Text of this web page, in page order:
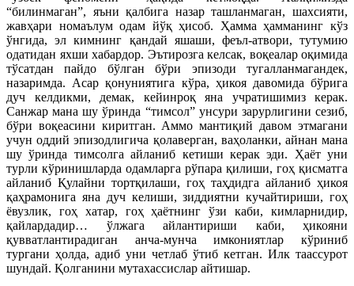
“билинмаган”, яъни қалбига назар ташланмаган, шахсияти,
жавҳари номаълум одам йўқ ҳисоб. Ҳамма ҳамманинг кўз
ўнгида, эл кимнинг қандай яшаши, феъл-атвори, тутумию
одатидан яхши хабардор. Эътирозга келсак, воқеалар оқимида
тўсатдан пайдо бўлган бўри эпизоди тугалланмагандек,
назаримда. Асар қонуниятига кўра, ҳикоя давомида бўрига
дуч келдикми, демак, кейинроқ яна учратишимиз керак.
Санжар мана шу ўринда “тимсол” унсури зарурлигини сезиб,
бўри воқеасини киритган. Аммо мантиқий давом этмагани
учун оддий эпизодлигича қолаверган, ваҳоланки, айнан мана
шу ўринда тимсолга айланиб кетиши керак эди. Ҳаёт уни
турли кўринишларда одамларга рўпара қилиши, гоҳ қисматга
айланиб Қулайни тортқилаши, гоҳ таҳдидга айланиб ҳикоя
қаҳрамонига яна дуч келиши, зиддиятни кучайтириши, гоҳ
ёвузлик, гоҳ хатар, гоҳ ҳаётнинг ўзи каби, кимларнидир,
қайлардадир… ўлжага айлантириши каби, ҳикояни
қувватлантирадиган анча-мунча имкониятлар кўриниб
тургани ҳолда, адиб уни четлаб ўтиб кетган. Илк таассурот
шундай. Қолганини мутахассислар айтишар.